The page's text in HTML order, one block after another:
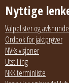
Nyttige
Valpelister og
Ordbok for jaktprøver
NVKs visjoner
Utstilling
NKK terminliste